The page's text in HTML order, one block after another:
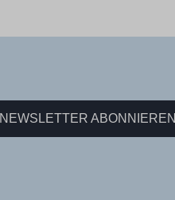
NEWSLETTER ABONNIEREN